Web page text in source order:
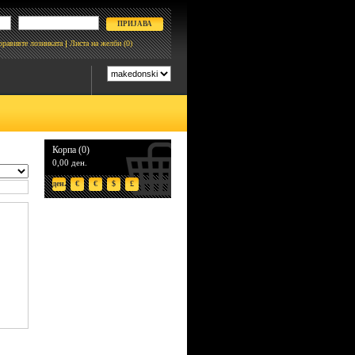
лозинката Листа на желби (0)
Корпа (0)
0,00 ден.
ден. € € $ £